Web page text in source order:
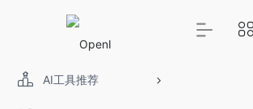
AI工具推荐